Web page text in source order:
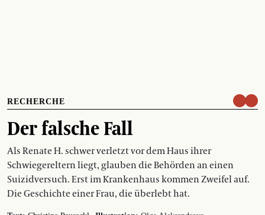
RECHERCHE
Der falsche Fall
Als Renate H. schwer verletzt vor dem Haus ihrer
Schwiegereltern liegt, glauben die Behörden an einen
Suizidversuch. Erst im Krankenhaus kommen Zweifel auf.
Die Geschichte einer Frau, die überlebt hat.